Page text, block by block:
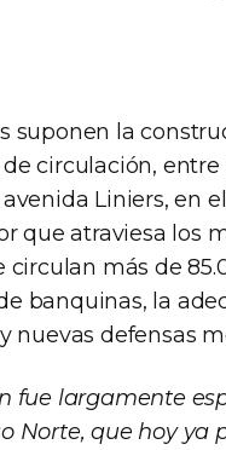
suponen la
circulación,
Liniers, en
que atraviesa los
más de
banquinas, la
nuevas defensas
fue largamente
Norte, que hoy